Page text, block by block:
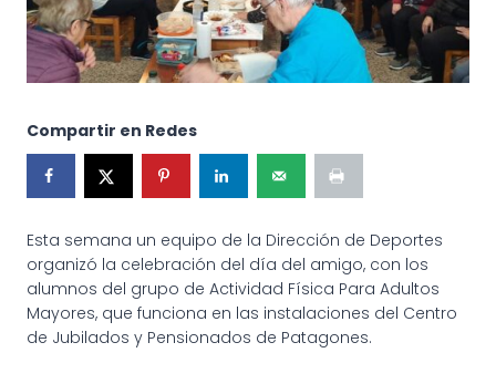
Compartir en Redes
Esta semana un equipo de la Dirección de Deportes
organizó la celebración del día del amigo, con los
alumnos del grupo de Actividad Física Para Adultos
Mayores, que funciona en las instalaciones del Centro
de Jubilados y Pensionados de Patagones.